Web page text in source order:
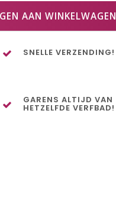
AAN WINKELWAGEN
SNELLE VERZENDING!
GARENS ALTIJD VAN
HETZELFDE VERFBAD!